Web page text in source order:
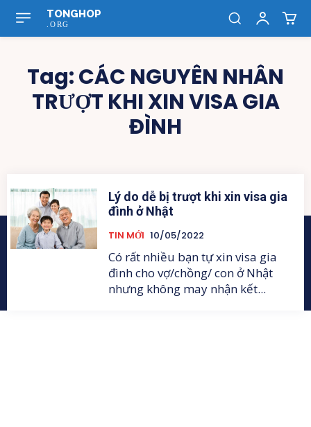
TONGHOP
.ORG
Tag:CÁC NGUYÊN NHÂN
TRƯỢT KHI XIN VISA GIA
ĐÌNH
Lý do dễ bị trượt khi xin visa gia
đình ở Nhật
TIN MỚI 10/05/2022
Có rất nhiều bạn tự xin visa gia
đình cho vợ/chồng/ con ở Nhật
nhưng không may nhận kết...